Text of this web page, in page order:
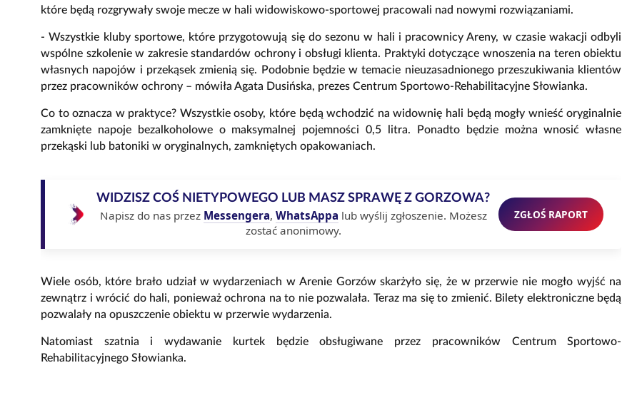
które będą rozgrywały swoje mecze w hali widowiskowo-sportowej pracowali nad nowymi rozwiązaniami.
- Wszystkie kluby sportowe, które przygotowują się do sezonu w hali i pracownicy Areny, w czasie wakacji odbyli
wspólne szkolenie w zakresie standardów ochrony i obsługi klienta. Praktyki dotyczące wnoszenia na teren obiektu
własnych napojów i przekąsek zmienią się. Podobnie będzie w temacie nieuzasadnionego przeszukiwania klientów
przez pracowników ochrony – mówiła Agata Dusińska, prezes Centrum Sportowo-Rehabilitacyjne Słowianka.
Co to oznacza w praktyce? Wszystkie osoby, które będą wchodzić na widownię hali będą mogły wnieść oryginalnie
zamknięte napoje bezalkoholowe o maksymalnej pojemności 0,5 litra. Ponadto będzie można wnosić własne
przekąski lub batoniki w oryginalnych, zamkniętych opakowaniach.
WIDZISZ COŚ NIETYPOWEGO LUB MASZ SPRAWĘ Z GORZOWA?
Napisz do nas przez Messengera, WhatsAppa lub wyślij zgłoszenie. Możesz
zostać anonimowy.
ZGŁOŚ RAPORT
Wiele osób, które brało udział w wydarzeniach w Arenie Gorzów skarżyło się, że w przerwie nie mogło wyjść na
zewnątrz i wrócić do hali, ponieważ ochrona na to nie pozwalała. Teraz ma się to zmienić. Bilety elektroniczne będą
pozwalały na opuszczenie obiektu w przerwie wydarzenia.
Natomiast szatnia i wydawanie kurtek będzie obsługiwane przez pracowników Centrum Sportowo-
Rehabilitacyjnego Słowianka.